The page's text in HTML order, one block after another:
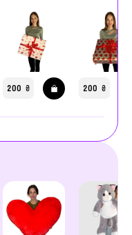
200 ₴ 200 ₴